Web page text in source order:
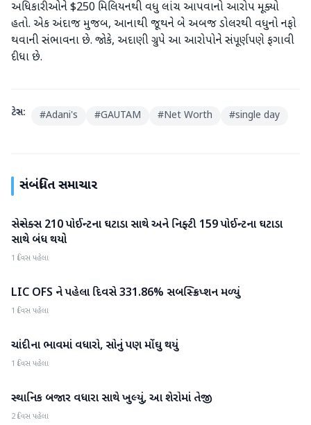
અધિકારીઓને $250 મિલિયનથી વધુ લાંચ આપવાનો આરોપ મૂક્યો
હતો. એક અંદાજ મુજબ, આનાથી જૂથને બે અબજ ડોલરથી વધુનો નફો
થવાની સંભાવના છે. જોકે, અદાણી ગ્રુપે આ આરોપોને સંપૂર્ણપણે ફગાવી
દીધા છે.
ટેગ્સ: #Adani's #GAUTAM #Net Worth #single day
સંબંધિત સમાચાર
બિઝનેસ
સેન્સેક્સ 210 પોઈન્ટના ઘટાડા સાથે અને નિફ્ટી 159 પોઈન્ટના ઘટાડા
સાથે બંધ થયો
1 દિવસ પહેલા
બિઝનેસ
LIC OFS ને પહેલા દિવસે 331.86% સબસ્ક્રિપ્શન મળ્યું
1 દિવસ પહેલા
બિઝનેસ
ચાંદીના ભાવમાં વધારો, સોનું પણ મોંઘુ થયું
1 દિવસ પહેલા
બિઝનેસ
સ્થાનિક બજાર વધારા સાથે ખુલ્યું, આ શેરોમાં તેજી
2 દિવસ પહેલા